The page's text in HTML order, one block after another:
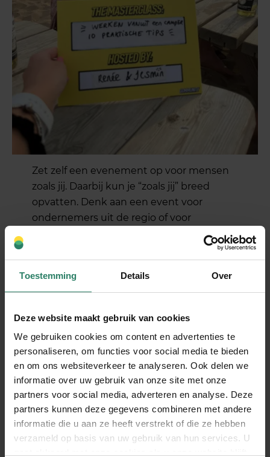
Toestemming Details Over
Deze website maakt gebruik van cookies
We gebruiken cookies om content en advertenties te
personaliseren, om functies voor social media te bieden
en om ons websiteverkeer te analyseren. Ook delen we
informatie over uw gebruik van onze site met onze
partners voor social media, adverteren en analyse. Deze
partners kunnen deze gegevens combineren met andere
informatie die u aan ze heeft verstrekt of die ze hebben
verzameld op basis van uw gebruik van hun services. U
Zet zelf een evenement op voor mensen
zoals jij. Daarbij kun je “zoals jij” breed
opvatten. Denk aan een event voor
ondernemers uit de regio of voor
ondernemers die “iets met” onderwerp X
werken vanuit een camperbijThe
Freelance Qommunity. Zij trekt zelf rond
met de camper en werkt als digital
nomad. De masterclass was voor haar een
mooie manier om in contact te komen
met andere rondreizende ondernemers.
6. Probeer Seats2meet of een
co-working space